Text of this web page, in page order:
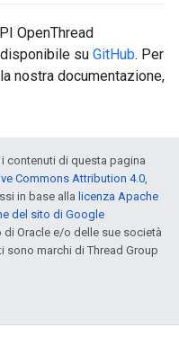
OpenThread
su GitHub. Per
nostra documentazione,
contenuti di questa pagina
Commons Attribution 4.0,
in base alla licenza Apache
del sito di Google
di Oracle e/o delle sue società
sono marchi di Thread Group